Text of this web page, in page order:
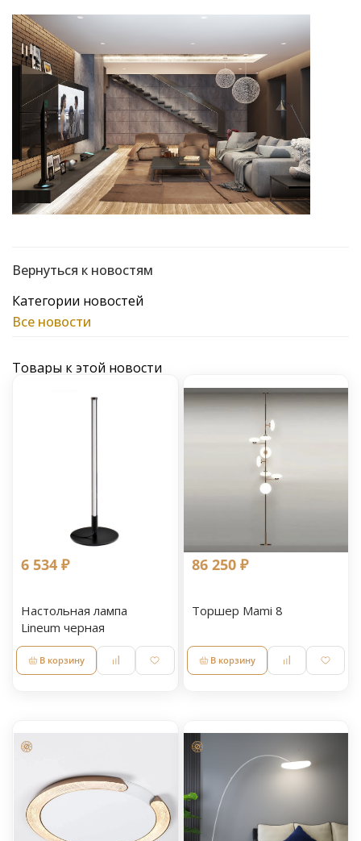
Вернуться к новостям
Категории новостей
Все новости
Товары к этой новости
6 534 ₽
Настольная лампа
Lineum черная
В корзину
86 250 ₽
Торшер Mami 8
В корзину